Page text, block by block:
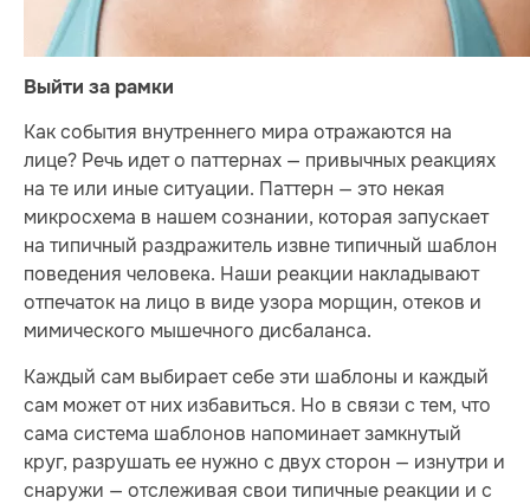
Выйти за рамки
Как события внутреннего мира отражаются на
лице? Речь идет о паттернах — привычных реакциях
на те или иные ситуации. Паттерн — это некая
микросхема в нашем сознании, которая запускает
на типичный раздражитель извне типичный шаблон
поведения человека. Наши реакции накладывают
отпечаток на лицо в виде узора морщин, отеков и
мимического мышечного дисбаланса.
Каждый сам выбирает себе эти шаблоны и каждый
сам может от них избавиться. Но в связи с тем, что
сама система шаблонов напоминает замкнутый
круг, разрушать ее нужно с двух сторон — изнутри и
снаружи — отслеживая свои типичные реакции и с